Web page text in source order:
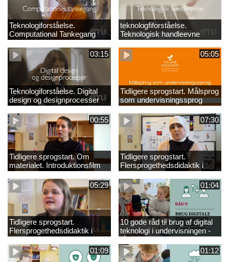
Teknologiforståelse.
Computational Tankegang
teknologfiforståelse.
Teknologisk handleevne
03:15
Teknologiforståelse. Digital
design og designprocesser
05:05
Tidligere sprogstart. Målsprog
som undervisningssprog
00:55
Tidligere sprogstart. Om
materialet. Introduktionsfilm
07:30
Tidligere sprogstart.
Flersprogethedsdidaktik i
fransk og tysk
05:29
Tidligere sprogstart.
Flersprogethedsdidaktik i
engelsk
01:04
10 gode råd til brug af digital
teknologi i undervisningen -
råd 9
01:09
01:12